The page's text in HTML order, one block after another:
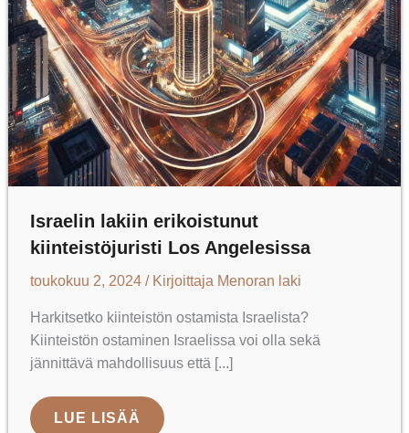
Israelin lakiin erikoistunut
kiinteistöjuristi Los Angelesissa
toukokuu 2, 2024 / Kirjoittaja Menoran laki
Harkitsetko kiinteistön ostamista Israelista?
Kiinteistön ostaminen Israelissa voi olla sekä
jännittävä mahdollisuus että [...]
ISRAELIN
LUE LISÄÄ